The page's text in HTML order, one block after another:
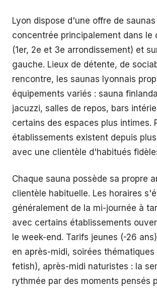
Lyon dispose d'une offre de saunas
concentrée principalement dans le
(1er, 2e et 3e arrondissement) et
gauche. Lieux de détente, de
rencontre, les saunas lyonnais
équipements variés : sauna
jacuzzi, salles de repos, bars
certains des espaces plus intimes.
établissements existent depuis
avec une clientèle d'habitués
Chaque sauna possède sa propre
clientèle habituelle. Les horaires
généralement de la mi-journée à
avec certains établissements
le week-end. Tarifs jeunes (-26
en après-midi, soirées thématiques
fetish), après-midi naturistes : la
rythmée par des moments pensés